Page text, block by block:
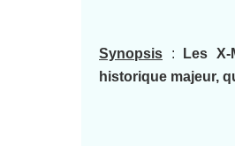
Synopsis :
Les
historique majeur,